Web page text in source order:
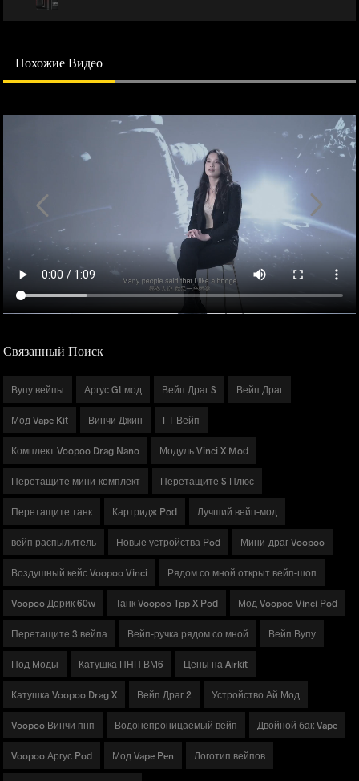
Похожие Видео
Связанный Поиск
Вупу вейпы Аргус Gt мод Вейп Драг S Вейп Драг
Мод Vape Kit Винчи Джин ГТ Вейп
Комплект Voopoo Drag Nano Модуль Vinci X Mod
Перетащите мини-комплект Перетащите S Плюс
Перетащите танк Картридж Pod Лучший вейп-мод
вейп распылитель Новые устройства Pod Мини-драг Voopoo
Воздушный кейс Voopoo Vinci Рядом со мной открыт вейп-шоп
Voopoo Дорик 60w Танк Voopoo Tpp X Pod Мод Voopoo Vinci Pod
Перетащите 3 вейпа Вейп-ручка рядом со мной Вейп Вупу
Под Моды Катушка ПНП ВМ6 Цены на Airkit
Катушка Voopoo Drag X Вейп Драг 2 Устройство Ай Мод
Voopoo Винчи пнп Водонепроницаемый вейп Двойной бак Vape
Voopoo Аргус Pod Мод Vape Pen Логотип вейпов